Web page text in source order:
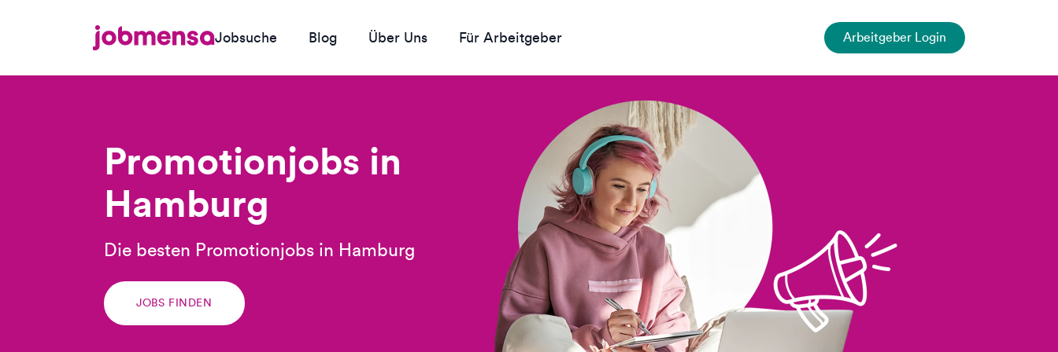
Jobsuche Blog Über Uns Für Arbeitgeber Arbeitgeber Login
Promotionjobs in
Hamburg
Die besten Promotionjobs in Hamburg
JOBS FINDEN